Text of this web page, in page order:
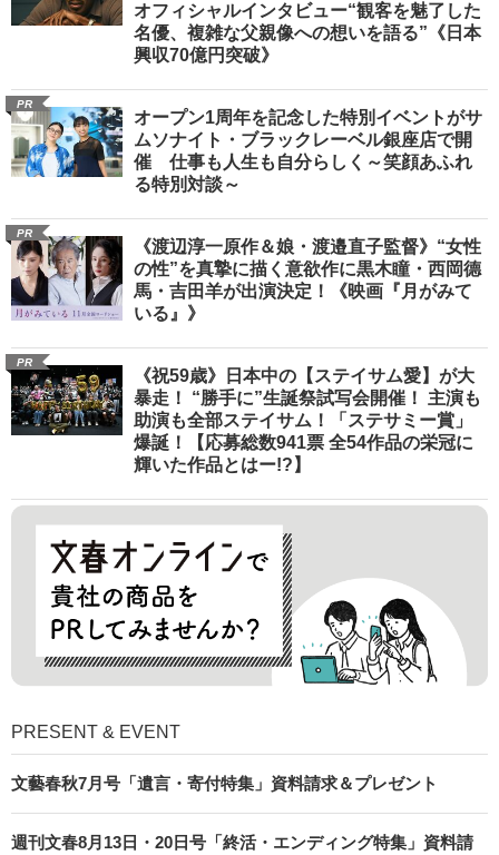
オフィシャルインタビュー“観客を魅了した
名優、複雑な父親像への想いを語る”《日本
興収70億円突破》
PR
オープン1周年を記念した特別イベントがサ
ムソナイト・ブラックレーベル銀座店で開
催 仕事も人生も自分らしく～笑顔あふれ
る特別対談～
PR
《渡辺淳一原作＆娘・渡邉直子監督》“女性
の性”を真摯に描く意欲作に黒木瞳・西岡德
馬・吉田羊が出演決定！《映画『月がみて
いる』》
PR
《祝59歳》日本中の【ステイサム愛】が大
暴走！ “勝手に”生誕祭試写会開催！ 主演も
助演も全部ステイサム！「ステサミー賞」
爆誕！【応募総数941票 全54作品の栄冠に
輝いた作品とはー!?】
PRESENT & EVENT
文藝春秋7月号「遺言・寄付特集」資料請求＆プレゼント
週刊文春8月13日・20日号「終活・エンディング特集」資料請